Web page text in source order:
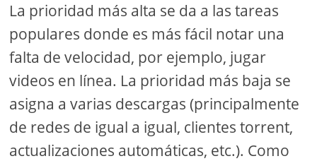
La prioridad más alta se da a las tareas
populares donde es más fácil notar una
falta de velocidad, por ejemplo, jugar
videos en línea. La prioridad más baja se
asigna a varias descargas (principalmente
de redes de igual a igual, clientes torrent,
actualizaciones automáticas, etc.). Como